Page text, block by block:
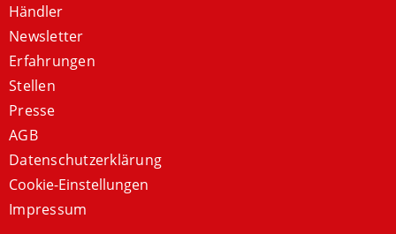
Händler
Newsletter
Erfahrungen
Stellen
Presse
AGB
Datenschutzerklärung
Cookie-Einstellungen
Impressum